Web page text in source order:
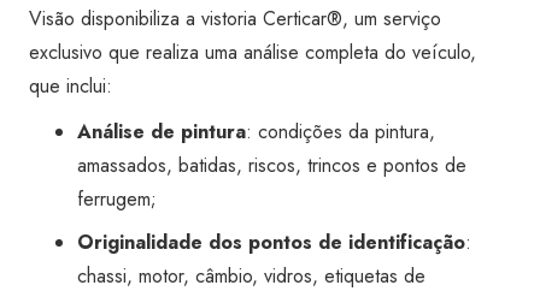
Visão disponibiliza a vistoria Certicar®, um serviço
exclusivo que realiza uma análise completa do veículo,
que inclui:
Análise de pintura: condições da pintura,
amassados, batidas, riscos, trincos e pontos de
ferrugem;
Originalidade dos pontos de identificação:
chassi, motor, câmbio, vidros, etiquetas de